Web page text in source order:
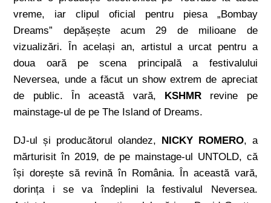
vreme, iar clipul oficial pentru piesa „Bombay
Dreams” depășește acum 29 de milioane de
vizualizări. În același an, artistul a urcat pentru a
doua oară pe scena principală a festivalului
Neversea, unde a făcut un show extrem de apreciat
de public. În această vară, KSHMRrevine pe
mainstage-ul de pe The Island of Dreams.
DJ-ul și producătorul olandez, NICKY ROMERO, a
mărturisit în 2019, de pe mainstage-ul UNTOLD, că
își dorește să revină în România. În această vară,
dorința i se va îndeplini la festivalul Neversea.